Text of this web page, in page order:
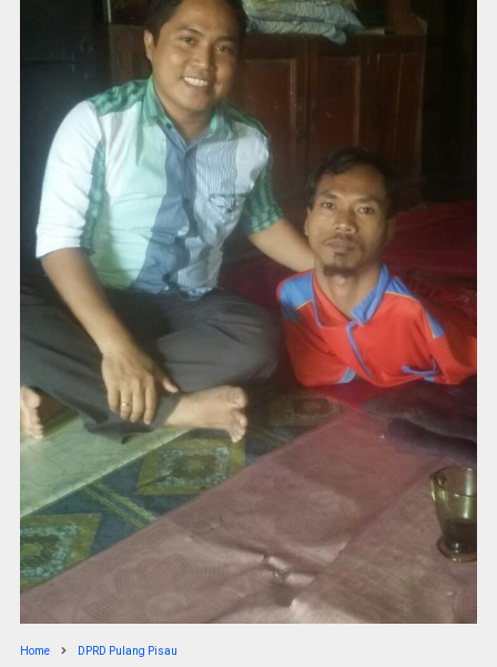
Home DPRD Pulang Pisau